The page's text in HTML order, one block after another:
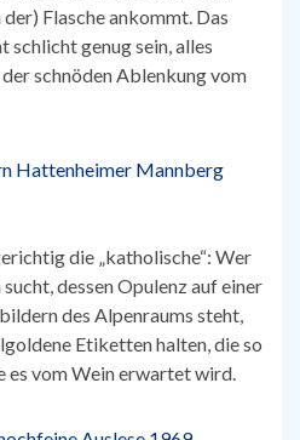
Flasche ankommt. Das
schlicht genug sein, alles
schnöden Ablenkung vom
die „katholische“: Wer
dessen Opulenz auf einer
des Alpenraums steht,
Etiketten halten, die so
es vom Wein erwartet wird.